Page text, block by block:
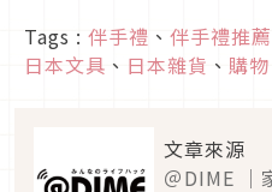
Tags : 伴手禮 、 伴手禮推薦
日本文具 、 日本雜貨 、 購物
文章來源
＠DIME ｜